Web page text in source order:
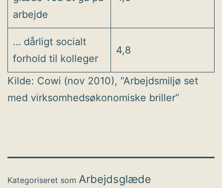
arbejde
… dårligt socialt
forhold til kolleger
4,8
Kilde: Cowi (nov 2010), “Arbejdsmiljø set
med virksomhedsøkonomiske briller”
Kategoriseret som Arbejdsglæde